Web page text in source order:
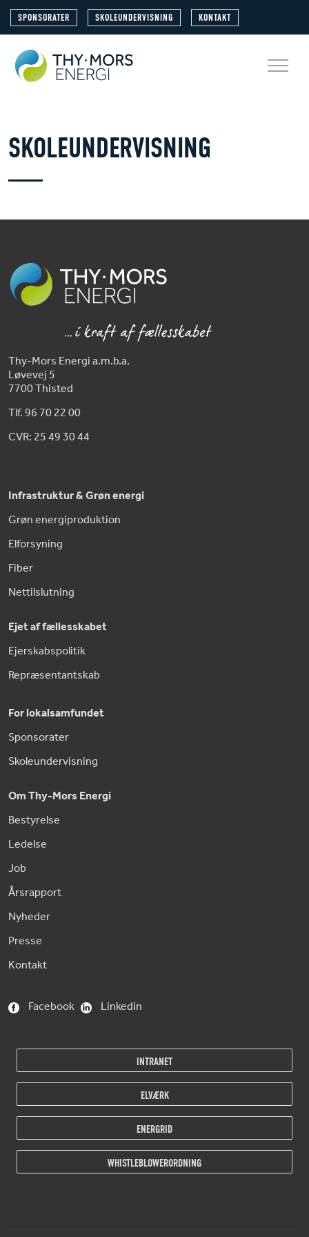
SPONSORATER SKOLEUNDERVISNING KONTAKT
SKOLEUNDERVISNING
Thy-Mors Energi a.m.b.a.
Løvevej 5
7700 Thisted
Tlf. 96 70 22 00
CVR: 25 49 30 44
Infrastruktur & Grøn energi
Grøn energiproduktion
Elforsyning
Fiber
Nettilslutning
Ejet af fællesskabet
Ejerskabspolitik
Repræsentantskab
For lokalsamfundet
Sponsorater
Skoleundervisning
Om Thy-Mors Energi
Bestyrelse
Ledelse
Job
Årsrapport
Nyheder
Presse
Kontakt
Facebook
Linkedin
INTRANET
ELVÆRK
ENERGRID
WHISTLEBLOWERORDNING